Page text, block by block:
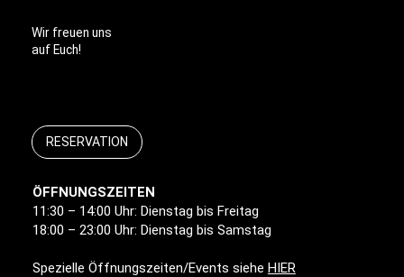
Wir freuen uns
auf Euch!
RESERVATION
ÖFFNUNGSZEITEN
11:30 – 14:00 Uhr: Dienstag bis Freitag
18:00 – 23:00 Uhr: Dienstag bis Samstag
Spezielle Öffnungszeiten/Events siehe HIER